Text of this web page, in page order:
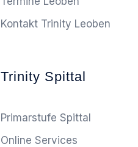
Kontakt Trinity Leoben
Trinity Spittal
Primarstufe Spittal
Online Services